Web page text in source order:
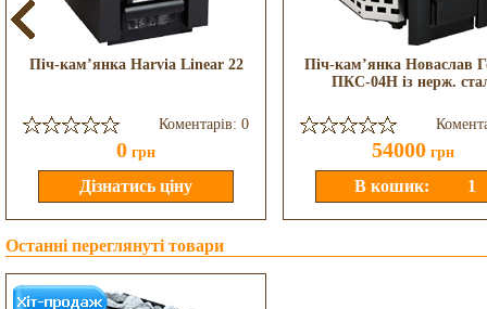
Піч-кам’янка Harvia Linear 22
Коментарів: 0
0 грн
Піч-кам’янка Новаслав
ПКС-04Н із нерж.
54000 грн
Останні переглянуті товари